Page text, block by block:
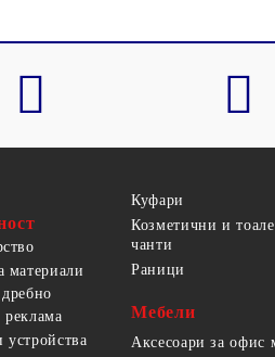
материали
Куфари
Козметични и
чанти
Раници
Мебели
Аксесоари за офис